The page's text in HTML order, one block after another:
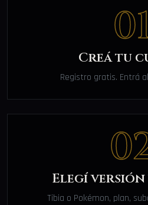
Creá tu
Registro gratis. Entrá
Elegí versión
Tibia o Pokémon, plan,